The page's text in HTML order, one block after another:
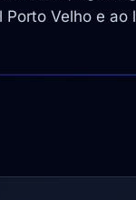
Velho e ao